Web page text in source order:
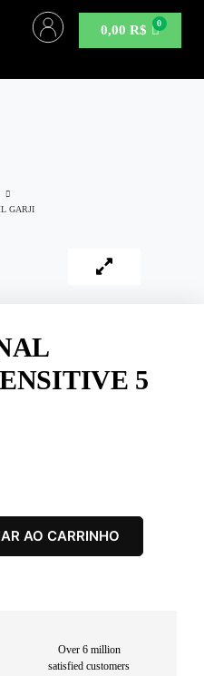
0,00R$
GARJI
5
AO CARRINHO
Over 6 million
satisfied customers